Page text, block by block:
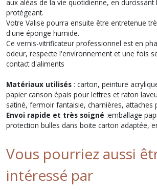
aux aléas de la vie quotidienne, en durcissant
protégeant.
Votre Valise pourra ensuite être entretenue
d'une éponge humide.
Ce vernis-vitrificateur professionnel est en
odeur, respecte l'environnement et une fois
contact d'aliments
Matériaux utilisés : carton, peinture
papier canson épais pour lettres et raton
satiné, fermoir fantaisie, charnières, attaches
Envoi rapide et très soigné :emballage
protection bulles dans boite carton adaptée,
Vous pourriez aussi
intéressé par